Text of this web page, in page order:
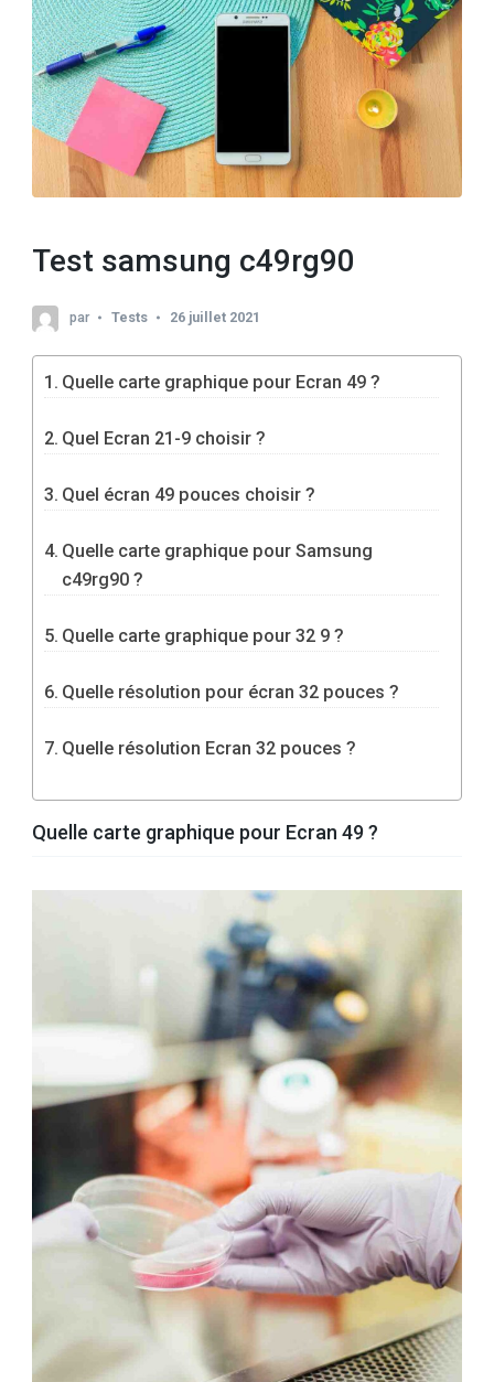
Test samsung c49rg90
par Tests 26 juillet 2021
Quelle carte graphique pour Ecran 49 ?
Quel Ecran 21-9 choisir ?
Quel écran 49 pouces choisir ?
Quelle carte graphique pour Samsung
c49rg90 ?
Quelle carte graphique pour 32 9 ?
Quelle résolution pour écran 32 pouces ?
Quelle résolution Ecran 32 pouces ?
Quelle carte graphique pour Ecran 49 ?